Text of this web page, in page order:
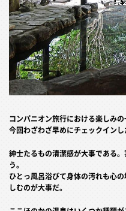
コンパニオン旅行における楽しみの
今回わざわざ早めにチェックインし
紳士たるもの清潔感が大事である
う。
ひとっ風呂浴びて身体の汚れも心
しむのが大事だ。